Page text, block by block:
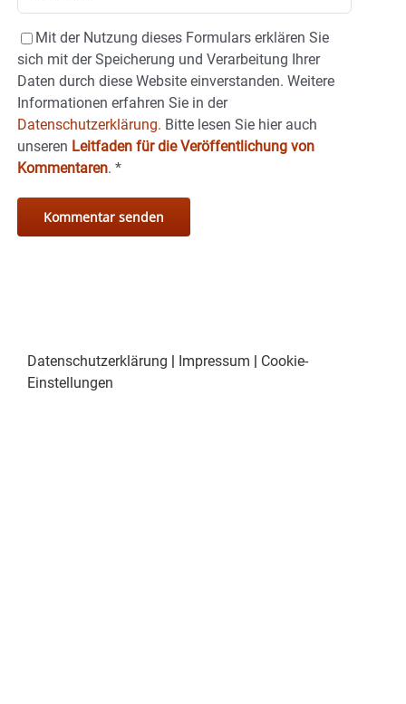
Mit der Nutzung dieses Formulars erklären Sie
sich mit der Speicherung und Verarbeitung Ihrer
Daten durch diese Website einverstanden. Weitere
Informationen erfahren Sie in der
Datenschutzerklärung. Bitte lesen Sie hier auch
unseren Leitfaden für die Veröffentlichung von
Kommentaren. *
Datenschutzerklärung Impressum
Cookie-
Einstellungen